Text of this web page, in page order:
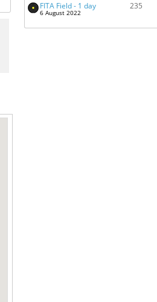
FITA Field - 1 day
6 August 2022
235